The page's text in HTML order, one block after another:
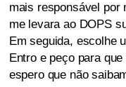
mais responsável por
me levara ao DOPS
Em seguida, escolhe
Entro e peço para
espero que não